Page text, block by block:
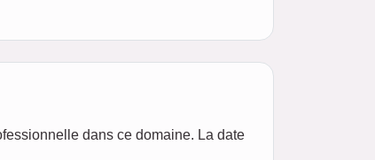
dans ce domaine. La date